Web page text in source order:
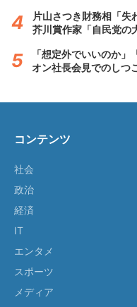
片山さつき財務相「
芥川賞作家「自民党の
「想定外でいいのか
オン社長会見でのしつ
コンテンツ
社会
政治
経済
IT
エンタメ
スポーツ
メディア